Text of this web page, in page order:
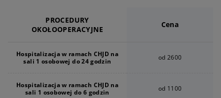
PROCEDURY
OKOŁOOPERACYJNE
Cena
Hospitalizacja w ramach CHJD na
sali 1 osobowej do 24 godzin
od 2600
Hospitalizacja w ramach CHJD na
sali 1 osobowej do 6 godzin
od 1100